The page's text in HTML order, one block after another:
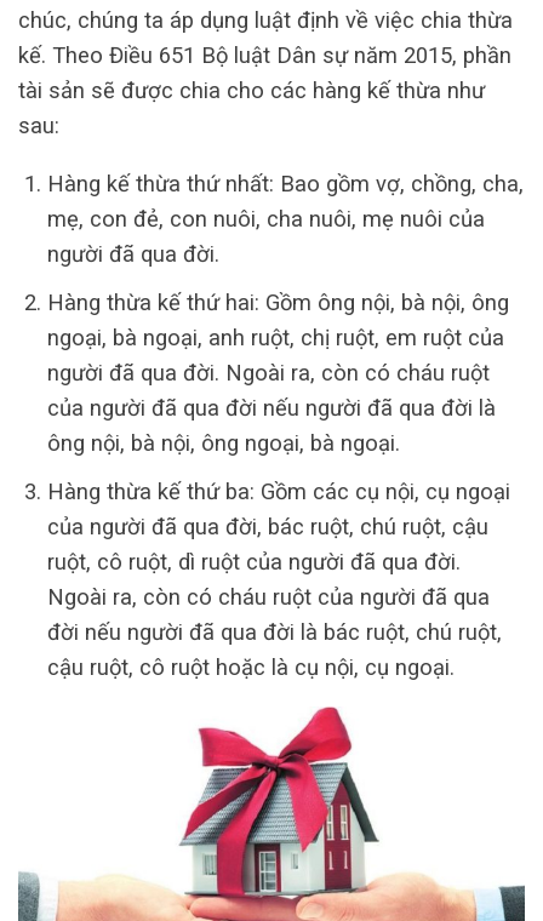
chúc, chúng ta áp dụng luật định về việc chia thừa
kế. Theo Điều 651 Bộ luật Dân sự năm 2015, phần
tài sản sẽ được chia cho các hàng kế thừa như
sau:
Hàng kế thừa thứ nhất: Bao gồm vợ, chồng, cha,
mẹ, con đẻ, con nuôi, cha nuôi, mẹ nuôi của
người đã qua đời.
Hàng thừa kế thứ hai: Gồm ông nội, bà nội, ông
ngoại, bà ngoại, anh ruột, chị ruột, em ruột của
người đã qua đời. Ngoài ra, còn có cháu ruột
của người đã qua đời nếu người đã qua đời là
ông nội, bà nội, ông ngoại, bà ngoại.
Hàng thừa kế thứ ba: Gồm các cụ nội, cụ ngoại
của người đã qua đời, bác ruột, chú ruột, cậu
ruột, cô ruột, dì ruột của người đã qua đời.
Ngoài ra, còn có cháu ruột của người đã qua
đời nếu người đã qua đời là bác ruột, chú ruột,
cậu ruột, cô ruột hoặc là cụ nội, cụ ngoại.